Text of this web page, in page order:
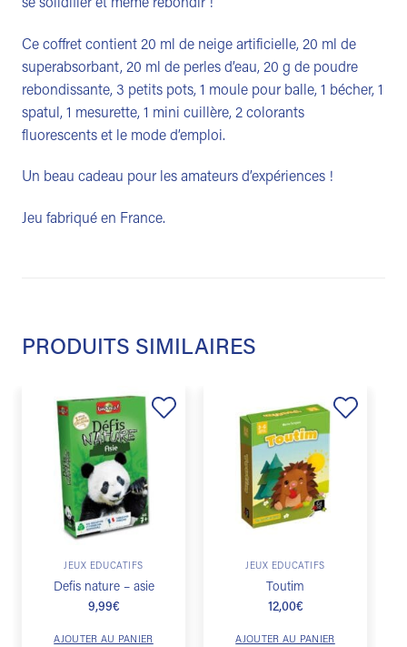
se solidifier et même rebondir !
Ce coffret contient 20 ml de neige artificielle, 20 ml de
superabsorbant, 20 ml de perles d’eau, 20 g de poudre
rebondissante, 3 petits pots, 1 moule pour balle, 1 bécher, 1
spatul, 1 mesurette, 1 mini cuillère, 2 colorants
fluorescents et le mode d’emploi.
Un beau cadeau pour les amateurs d’expériences !
Jeu fabriqué en France.
PRODUITS SIMILAIRES
souhaits
JEUX ÉDUCATIFS
Defis nature – asie
9,99€
AJOUTER AU PANIER
Ajouter
liste de
souhaits
JEUX ÉDUCATIFS
Toutim
12,00€
AJOUTER AU PANIER